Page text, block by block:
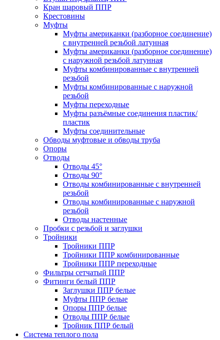
Кран шаровый ППР
Крестовины
Муфты
Муфты американки (разборное соединение)
с внутренней резьбой латунная
Муфты американки (разборное соединение)
с наружной резьбой латунная
Муфты комбинированные с внутренней
резьбой
Муфты комбинированные с наружной
резьбой
Муфты переходные
Муфты разъёмные соединения пластик/
пластик
Муфты соединительные
Обводы муфтовые и обводы труба
Опоры
Отводы
Отводы 45°
Отводы 90°
Отводы комбинированные с внутренней
резьбой
Отводы комбинированные с наружной
резьбой
Отводы настенные
Пробки с резьбой и заглушки
Тройники
Тройники ППР
Тройники ППР комбинированные
Тройники ППР переходные
Фильтры сетчатый ППР
Фитинги белый ППР
Заглушки ППР белые
Муфты ППР белые
Опоры ППР белые
Отводы ППР белые
Тройник ППР белый
Система теплого пола